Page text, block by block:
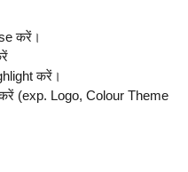
करें।
करें।
(exp. Logo, Colour Theme